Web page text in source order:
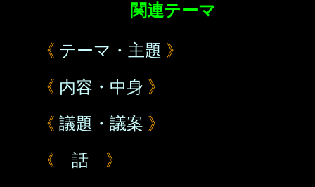
関連テーマ
《 テーマ・主題 》
《 内容・中身 》
《 議題・議案 》
《 話 》